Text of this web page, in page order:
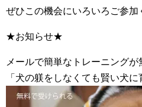
ぜひこの機会にいろいろご参加
★お知らせ★
メールで簡単なトレーニングが
「犬の躾をしなくても賢い犬